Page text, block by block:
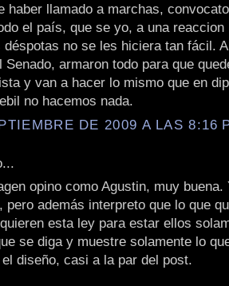
haber llamado a marchas,
el país, que se yo, a una reaccion
déspotas no se les hiciera tan fácil.
Senado, armaron todo para que
y van a hacer lo mismo que en
no hacemos nada.
DE 2009 A LAS 8:16
opino como Agustin, muy buena.
pero además interpreto que lo que
esta ley para estar ellos
se diga y muestre solamente lo
diseño, casi a la par del post.